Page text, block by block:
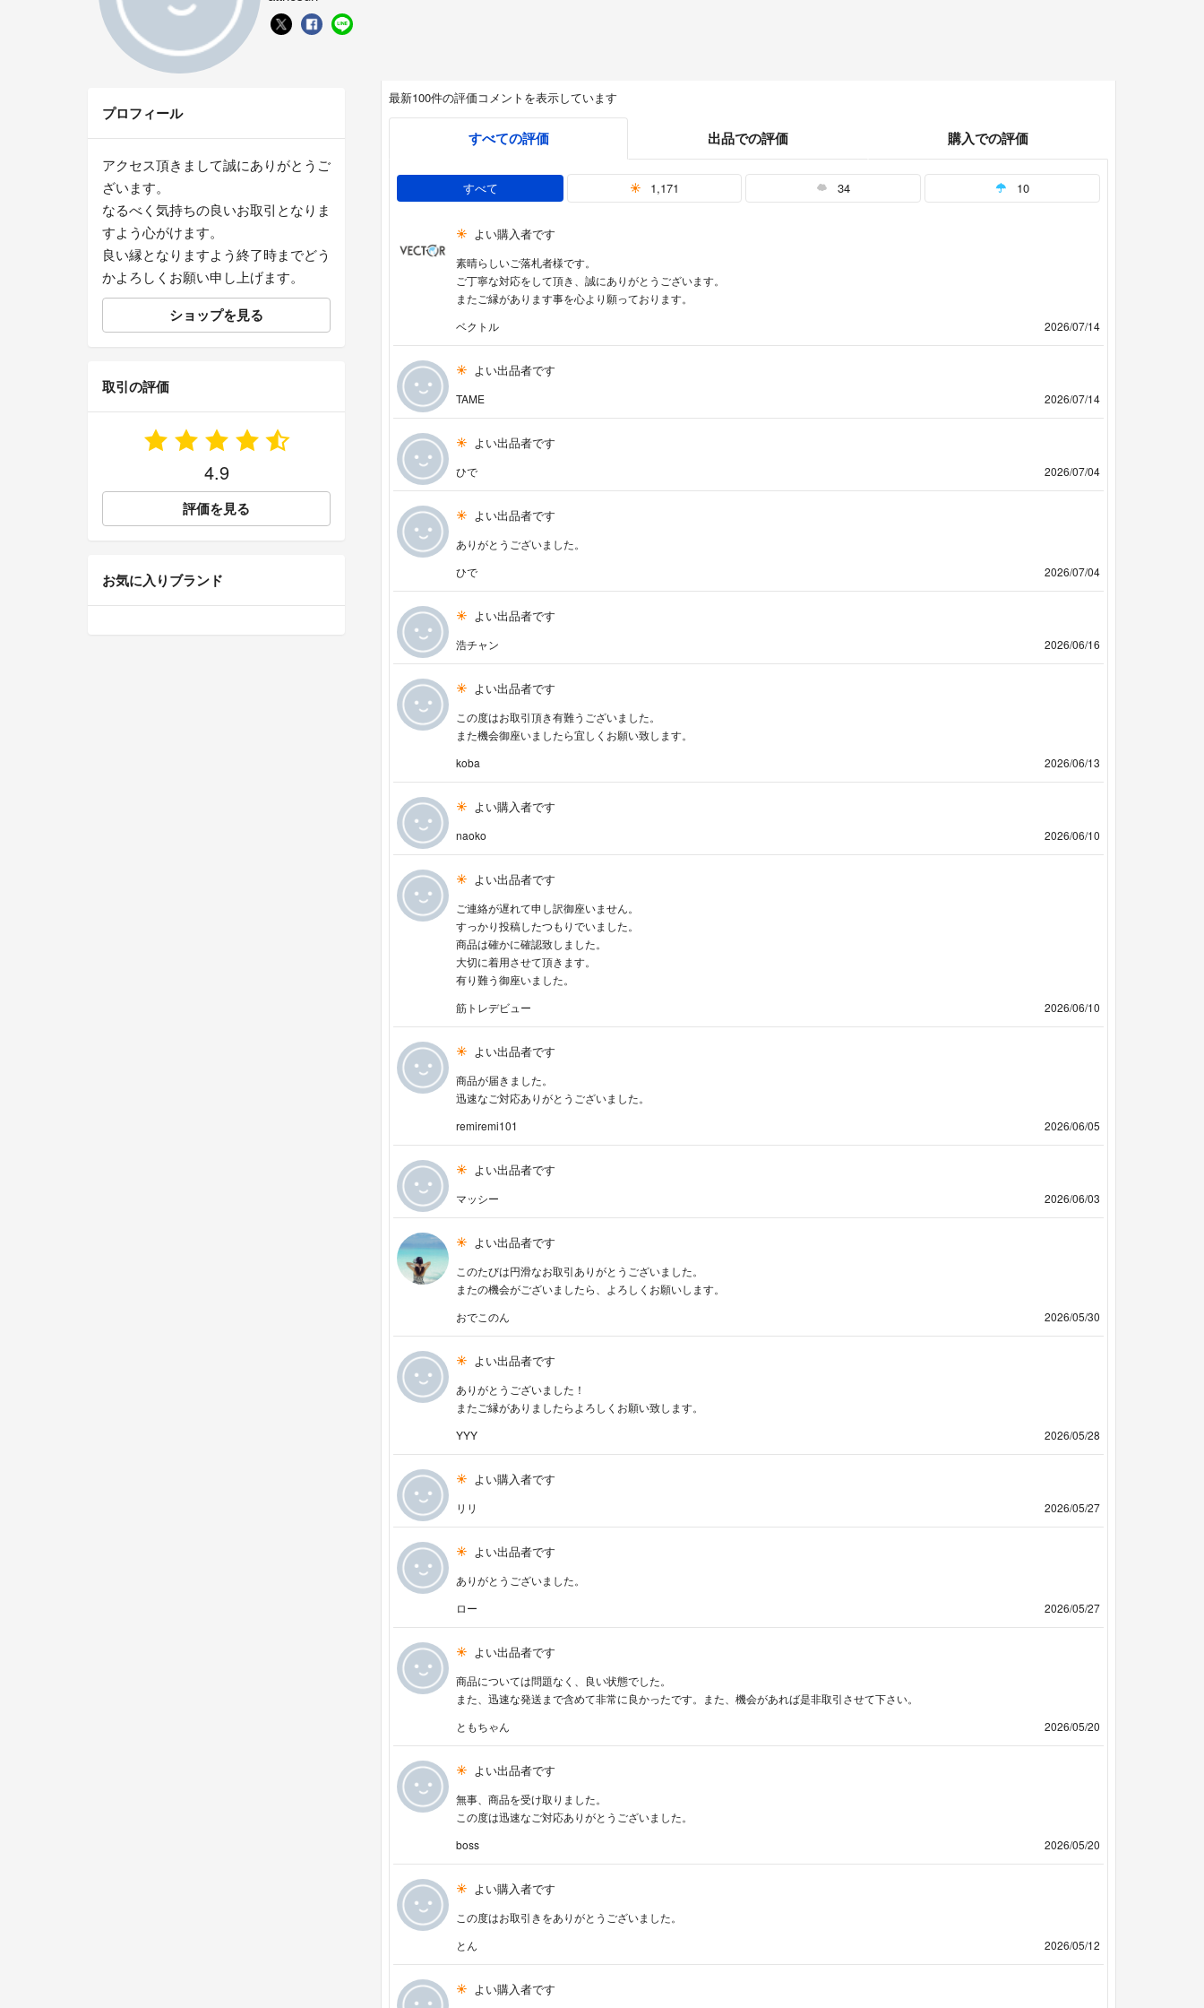
最新100件の評価コメントを表示しています
すべての評価 出品での評価 購入での評価
すべて 1,171 34 10
よい購入者です
素晴らしいご落札者様です。
ご丁寧な対応をして頂き、誠にありがとうございます。
またご縁があります事を心より願っております。
ベクトル
2026/07/14
よい出品者です
TAME 2026/07/14
よい出品者です
ひで 2026/07/04
よい出品者です
ありがとうございました。
ひで
2026/07/04
よい出品者です
浩チャン 2026/06/16
よい出品者です
この度はお取引頂き有難うございました。
また機会御座いましたら宜しくお願い致します。
koba
2026/06/13
よい購入者です
naoko 2026/06/10
よい出品者です
ご連絡が遅れて申し訳御座いません。
すっかり投稿したつもりでいました。
商品は確かに確認致しました。
大切に着用させて頂きます。
有り難う御座いました。
筋トレデビュー
2026/06/10
よい出品者です
商品が届きました。
迅速なご対応ありがとうございました。
remiremi101
2026/06/05
よい出品者です
マッシー 2026/06/03
よい出品者です
このたびは円滑なお取引ありがとうございました。
またの機会がございましたら、よろしくお願いします。
おでこのん
2026/05/30
よい出品者です
ありがとうございました！
またご縁がありましたらよろしくお願い致します。
YYY
2026/05/28
よい購入者です
リリ 2026/05/27
よい出品者です
ありがとうございました。
ロー
2026/05/27
よい出品者です
商品については問題なく、良い状態でした。
また、迅速な発送まで含めて非常に良かったです。また、機会があれば是非取引させて下さい。
ともちゃん
2026/05/20
よい出品者です
無事、商品を受け取りました。
この度は迅速なご対応ありがとうございました。
boss
2026/05/20
よい購入者です
この度はお取引きをありがとうございました。
とん
2026/05/12
よい購入者です
プロフィール
アクセス頂きまして誠にありがとうご
ざいます。
なるべく気持ちの良いお取引となりま
すよう心がけます。
良い縁となりますよう終了時までどう
かよろしくお願い申し上げます。
ショップを見る
取引の評価
4.9
評価を見る
お気に入りブランド